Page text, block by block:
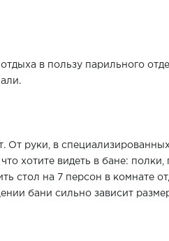
в пользу парильного
От руки, в специализированных
хотите видеть в бане: полки,
стол на 7 персон в комнате
бани сильно зависит